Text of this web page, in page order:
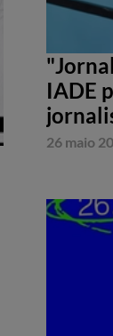
IADE
26 maio